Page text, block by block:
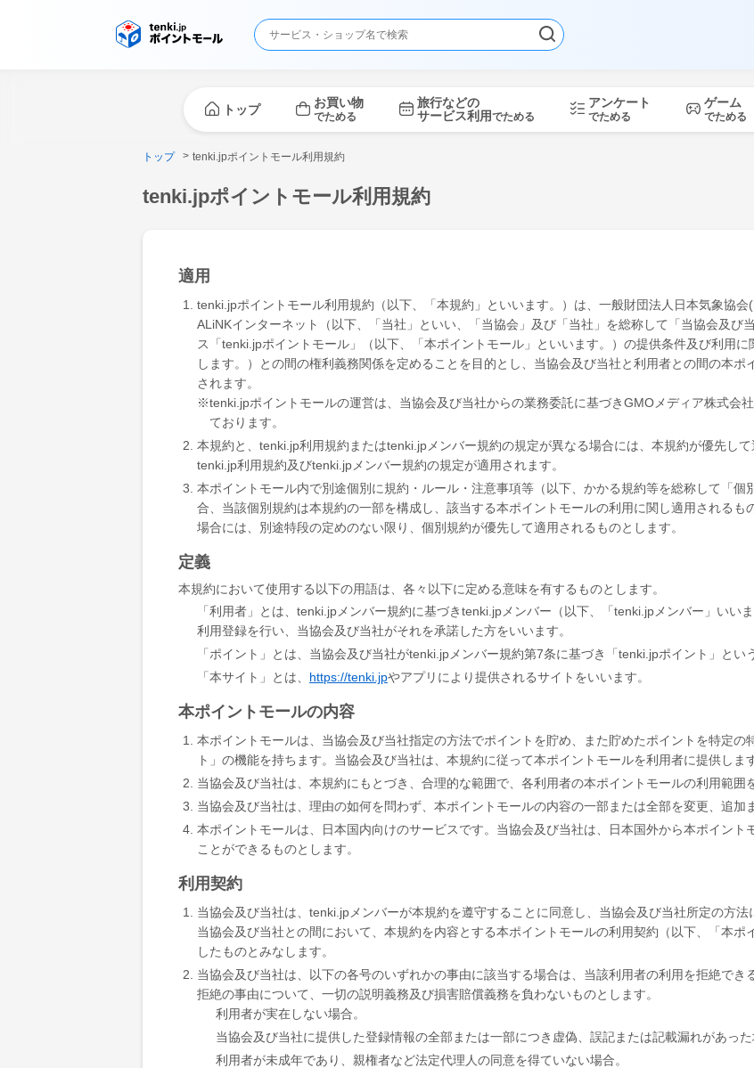
トップ お買い物
でためる
旅行などの
サービス利用でためる
アンケート
でためる
ゲーム
でためる
トップ tenki.jpポイントモール利用規約
tenki.jpポイントモール利用規約
適用
tenki.jpポイントモール利用規約（以下、「本規約」といいます。）は、一般財団法人日本気象協
ALiNKインターネット（以下、「当社」といい、「当協会」及び「当社」を総称して「当協会及び
ス「tenki.jpポイントモール」（以下、「本ポイントモール」といいます。）の提供条件及び利用
します。）との間の権利義務関係を定めることを目的とし、当協会及び当社と利用者との間の本
されます。
tenki.jpポイントモールの運営は、当協会及び当社からの業務委託に基づきGMOメディア株式会
ております。
本規約と、tenki.jp利用規約またはtenki.jpメンバー規約の規定が異なる場合には、本規約が優先し
tenki.jp利用規約及びtenki.jpメンバー規約の規定が適用されます。
本ポイントモール内で別途個別に規約・ルール・注意事項等（以下、かかる規約等を総称して「
合、当該個別規約は本規約の一部を構成し、該当する本ポイントモールの利用に関し適用されるも
場合には、別途特段の定めのない限り、個別規約が優先して適用されるものとします。
定義
本規約において使用する以下の用語は、各々以下に定める意味を有するものとします。
「利用者」とは、tenki.jpメンバー規約に基づきtenki.jpメンバー（以下、「tenki.jpメンバー」いい
利用登録を行い、当協会及び当社がそれを承諾した方をいいます。
「ポイント」とは、当協会及び当社がtenki.jpメンバー規約第7条に基づき「tenki.jpポイント」とい
「本サイト」とは、 https://tenki.jpやアプリにより提供されるサイトをいいます。
本ポイントモールの内容
本ポイントモールは、当協会及び当社指定の方法でポイントを貯め、また貯めたポイントを特定の
ト」の機能を持ちます。当協会及び当社は、本規約に従って本ポイントモールを利用者に提供します
当協会及び当社は、本規約にもとづき、合理的な範囲で、各利用者の本ポイントモールの利用範囲
当協会及び当社は、理由の如何を問わず、本ポイントモールの内容の一部または全部を変更、追加
本ポイントモールは、日本国内向けのサービスです。当協会及び当社は、日本国外から本ポイント
ことができるものとします。
利用契約
当協会及び当社は、tenki.jpメンバーが本規約を遵守することに同意し、当協会及び当社所定の方
当協会及び当社との間において、本規約を内容とする本ポイントモールの利用契約（以下、「本
したものとみなします。
当協会及び当社は、以下の各号のいずれかの事由に該当する場合は、当該利用者の利用を拒絶で
拒絶の事由について、一切の説明義務及び損害賠償義務を負わないものとします。
利用者が実在しない場合。
当協会及び当社に提供した登録情報の全部または一部につき虚偽、誤記または記載漏れがあった
利用者が未成年であり、親権者など法定代理人の同意を得ていない場合。